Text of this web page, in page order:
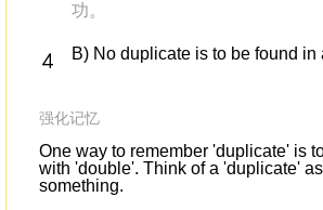
功。
B) No duplicate is to be found in
强化记忆
One way to remember 'duplicate' is
with 'double'. Think of a 'duplicate'
something.